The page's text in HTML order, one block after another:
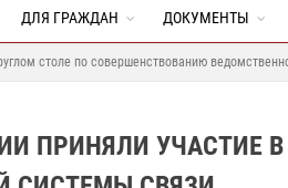
ДЛЯ ГРАЖДАН ДОКУМЕНТЫ
столе по совершенствованию
ПРИНЯЛИ УЧАСТИЕ